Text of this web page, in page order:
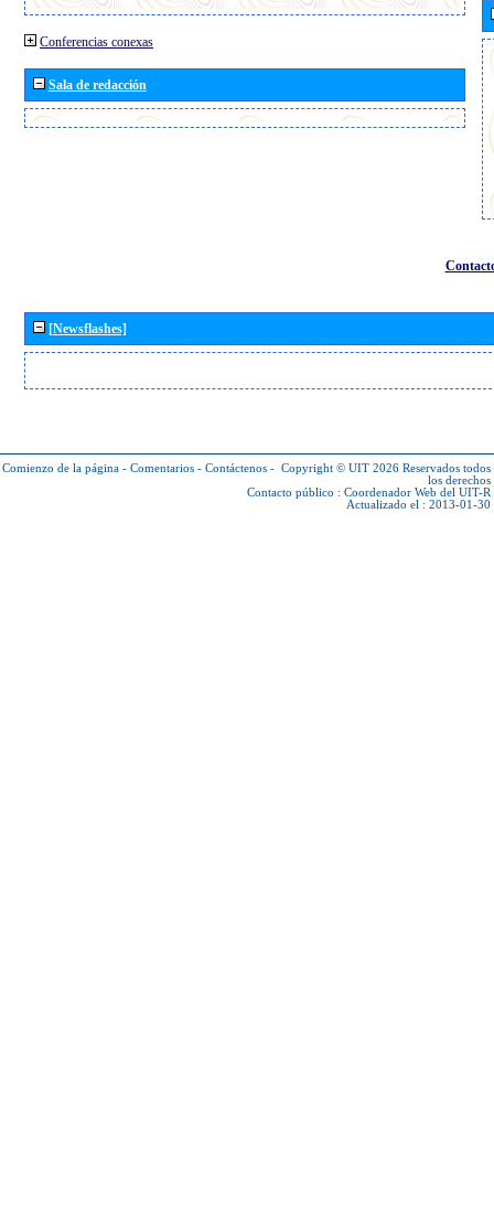
Conferencias conexas
Sala de redacción
[Newsflashes]
Comienzo de la página - Comentarios - Contáctenos - Copyright © UIT 2026 Reservados todos
los derechos
Contacto público : Coordenador Web del UIT-R
Actualizado el : 2013-01-30